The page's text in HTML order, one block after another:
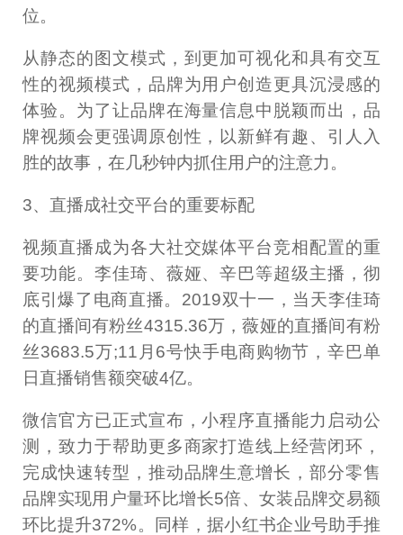
位。
从静态的图文模式，到更加可视化和具有交互
性的视频模式，品牌为用户创造更具沉浸感的
体验。为了让品牌在海量信息中脱颖而出，品
牌视频会更强调原创性，以新鲜有趣、引人入
胜的故事，在几秒钟内抓住用户的注意力。
3、直播成社交平台的重要标配
视频直播成为各大社交媒体平台竞相配置的重
要功能。李佳琦、薇娅、辛巴等超级主播，彻
底引爆了电商直播。2019双十一，当天李佳琦
的直播间有粉丝4315.36万，薇娅的直播间有粉
丝3683.5万;11月6号快手电商购物节，辛巴单
日直播销售额突破4亿。
微信官方已正式宣布，小程序直播能力启动公
测，致力于帮助更多商家打造线上经营闭环，
完成快速转型，推动品牌生意增长，部分零售
品牌实现用户量环比增长5倍、女装品牌交易额
环比提升372%。同样，据小红书企业号助手推